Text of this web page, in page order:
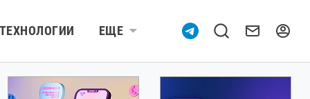
ТЕХНОЛОГИИ ЕЩЕ